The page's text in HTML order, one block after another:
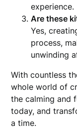
experience.
Are these
Yes,
process,
unwinding
With countless
whole world of
the calming and
today, and
a time.